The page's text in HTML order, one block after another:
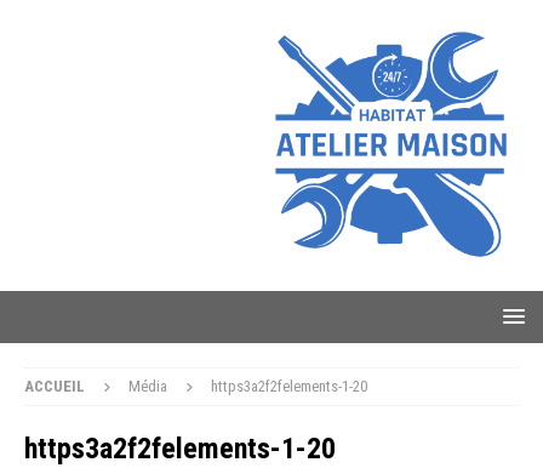
ACCUEIL Média https3a2f2felements-1-20
https3a2f2felements-1-20